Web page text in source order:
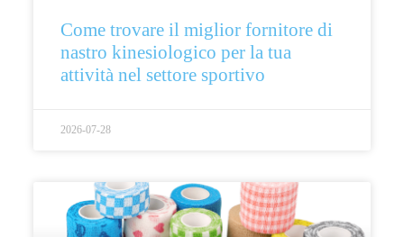
Come trovare il miglior fornitore di
nastro kinesiologico per la tua
attività nel settore sportivo
2026-07-28